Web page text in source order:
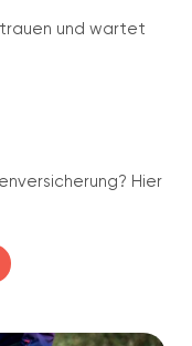
und wartet
Hier